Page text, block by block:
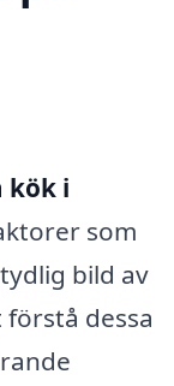
kök i
som
bild av
dessa